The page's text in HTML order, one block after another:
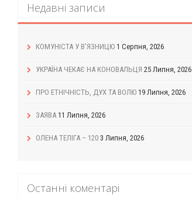
Недавні записи
КОМУНІСТА У В’ЯЗНИЦЮ 1 Серпня, 2026
УКРАЇНА ЧЕКАЄ НА КОНОВАЛЬЦЯ 25 Липня, 2026
ПРО ЕТНІЧНІСТЬ, ДУХ ТА ВОЛЮ 19 Липня, 2026
ЗАЯВА 11 Липня, 2026
ОЛЕНА ТЕЛІГА – 120 3 Липня, 2026
Останні коментарі